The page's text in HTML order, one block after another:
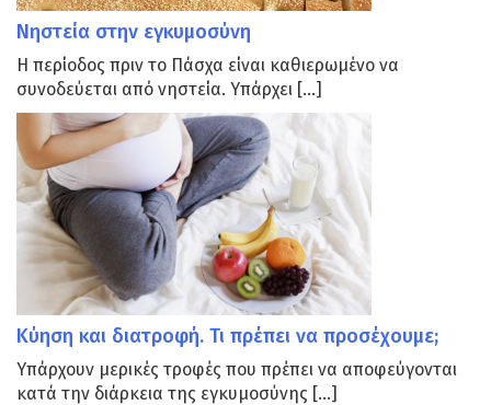
Νηστεία στην εγκυμοσύνη
Η περίοδος πριν το Πάσχα είναι καθιερωμένο να
συνοδεύεται από νηστεία. Υπάρχει […]
Κύηση και διατροφή. Τι πρέπει να προσέχουμε;
Υπάρχουν μερικές τροφές που πρέπει να αποφεύγονται
κατά την διάρκεια της εγκυμοσύνης […]